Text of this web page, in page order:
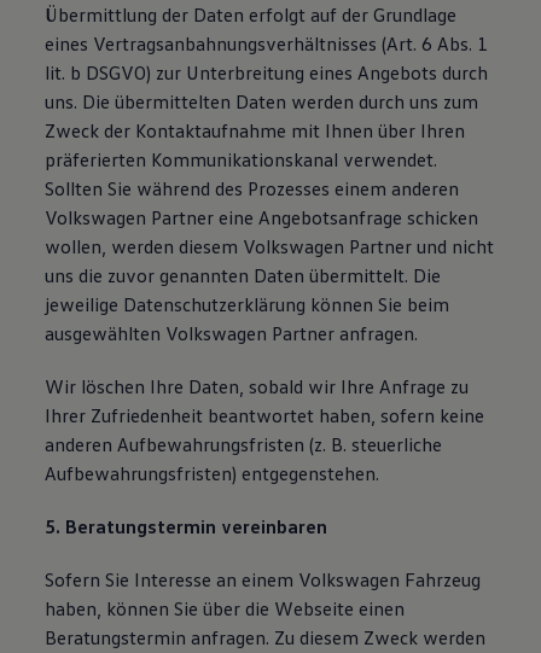
Übermittlung der Daten erfolgt auf der Grundlage
eines Vertragsanbahnungsverhältnisses (Art. 6 Abs. 1
lit. b DSGVO) zur Unterbreitung eines Angebots durch
uns. Die übermittelten Daten werden durch uns zum
Zweck der Kontaktaufnahme mit Ihnen über Ihren
präferierten Kommunikationskanal verwendet.
Sollten Sie während des Prozesses einem anderen
Volkswagen Partner eine Angebotsanfrage schicken
wollen, werden diesem Volkswagen Partner und nicht
uns die zuvor genannten Daten übermittelt. Die
jeweilige Datenschutzerklärung können Sie beim
ausgewählten Volkswagen Partner anfragen.
Wir löschen Ihre Daten, sobald wir Ihre Anfrage zu
Ihrer Zufriedenheit beantwortet haben, sofern keine
anderen Aufbewahrungsfristen (z. B. steuerliche
Aufbewahrungsfristen) entgegenstehen.
5. Beratungstermin vereinbaren
Sofern Sie Interesse an einem Volkswagen Fahrzeug
haben, können Sie über die Webseite einen
Beratungstermin anfragen. Zu diesem Zweck werden